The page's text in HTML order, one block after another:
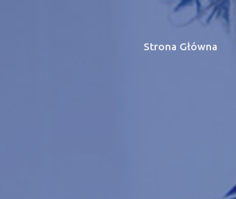
Strona Główna